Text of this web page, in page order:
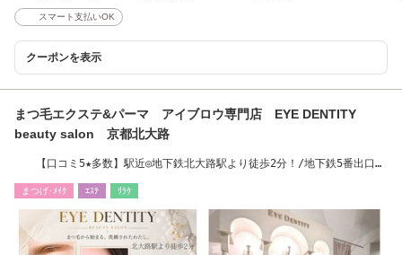
スマート支払いOK
クーポンを表示
まつ毛エクステ&パーマ アイブロウ専門店 EYE DENTITY
beauty salon 京都北大路
【口コミ5★多数】駅近◎地下鉄北大路駅より徒歩2分！/地下鉄5番出口が
まつげ･ﾒｲｸ ｴｽﾃ ﾘﾗｸ